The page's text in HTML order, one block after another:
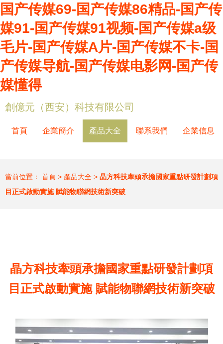
国产传媒69-国产传媒86精品-国产传
媒91-国产传媒91视频-国产传媒a级
毛片-国产传媒A片-国产传媒不卡-国
产传媒导航-国产传媒电影网-国产传
媒懂得
創億元（西安）科技有限公司
首頁 企業簡介 產品大全 聯系我們 企業信息
當前位置： 首頁 > 產品大全 > 晶方科技牽頭承擔國家重點研發計劃項
目正式啟動實施 賦能物聯網技術新突破
晶方科技牽頭承擔國家重點研發計劃項
目正式啟動實施 賦能物聯網技術新突破